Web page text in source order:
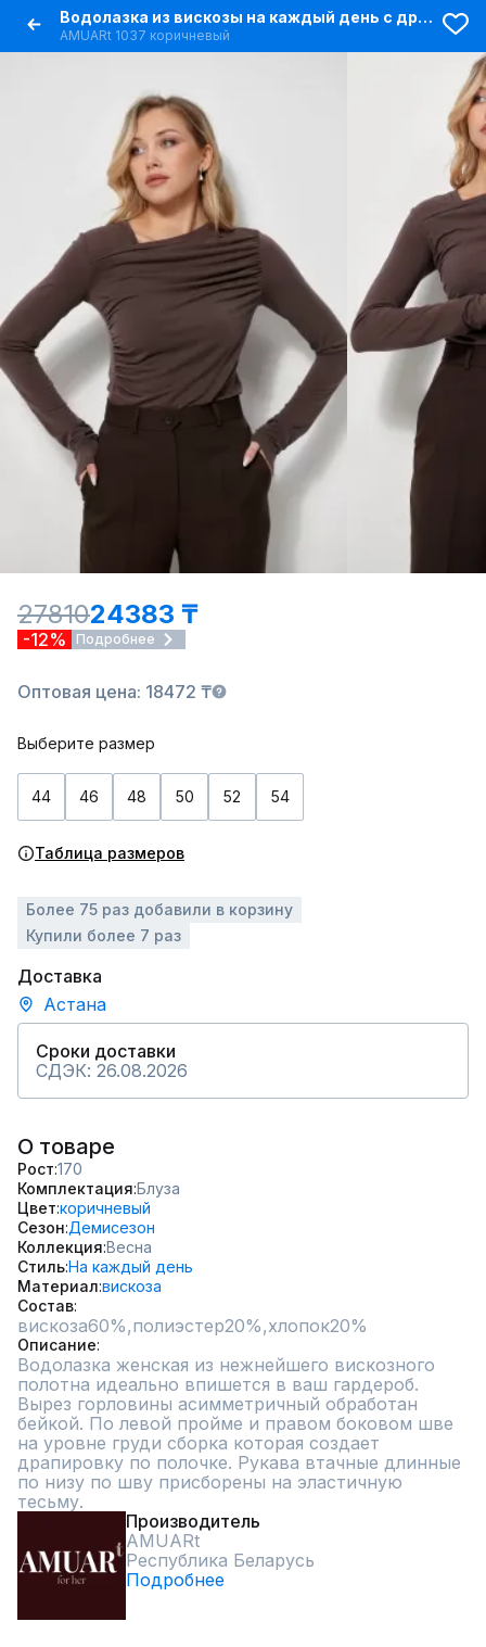
Водолазка из вискозы на каждый день с драпировкой
AMUARt 1037 коричневый
2781024383 ₸
-12% Подробнее
Оптовая цена: 18472 ₸
Выберите размер
44 46 48 50 52 54
Таблица размеров
Более 75 раз добавили в корзину
Купили более 7 раз
Доставка
Астана
Сроки доставки
СДЭК: 26.08.2026
О товаре
Рост 170
Комплектация Блуза
Цвет коричневый
Сезон Демисезон
Коллекция Весна
СтильНа каждый день
Материал вискоза
Состав
вискоза60%,полиэстер20%,хлопок20%
Описание
Водолазка женская из нежнейшего вискозного
полотна идеально впишется в ваш гардероб.
Вырез горловины асимметричный обработан
бейкой. По левой пройме и правом боковом шве
на уровне груди сборка которая создает
драпировку по полочке. Рукава втачные длинные
по низу по шву присборены на эластичную
тесьму.
Производитель
AMUARt
Республика Беларусь
Подробнее